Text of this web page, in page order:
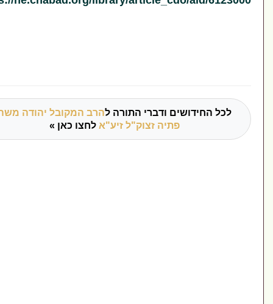
החידושים ודברי התורה להרב המקובל יהודה משה
פתיה זצוק"ל זיע"אלחצו כאן »